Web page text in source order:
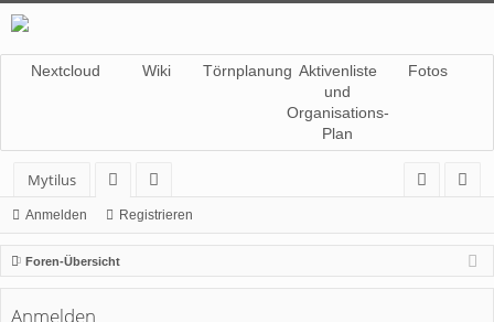
Nextcloud Wiki Törnplanung Aktivenliste
und
Organisations-
Plan
Fotos
Mytilus
or
en
itg
lie
de
m
el
ist
rie
Anmelden Registrieren
Foren-Übersicht
Anmelden